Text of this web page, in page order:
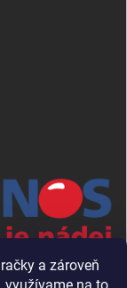
a zároveň